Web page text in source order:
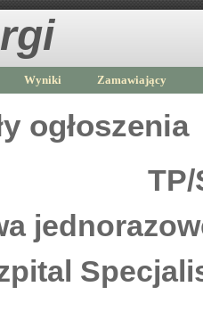
Wyniki Zamawiający
ogłoszenia
TP/